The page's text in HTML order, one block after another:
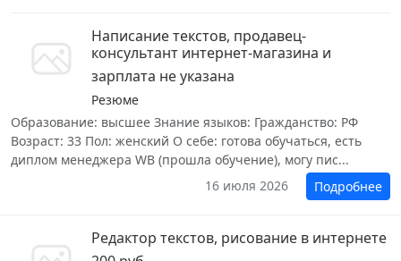
Написание текстов, продавец-
консультант интернет-магазина и
зарплата не указана
Резюме
Образование: высшее Знание языков: Гражданство: РФ
Возраст: 33 Пол: женский О себе: готова обучаться, есть
диплом менеджера WB (прошла обучение), могу пис...
16 июля 2026
Подробнее
Редактор текстов, рисование в интернете